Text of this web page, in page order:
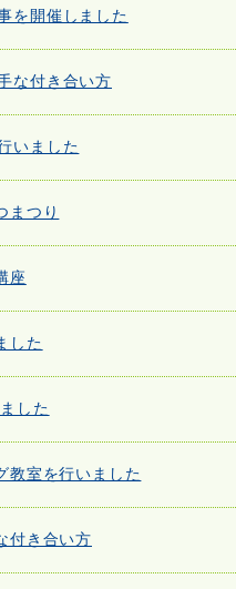
を開催しました
な付き合い方
いました
まつり
座
した
した
室を行いました
付き合い方